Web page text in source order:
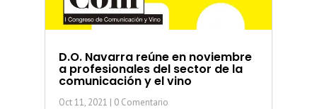
D.O. Navarra reúne en noviembre
a profesionales del sector de la
comunicación y el vino
Oct 11, 2021 | 0 Comentario